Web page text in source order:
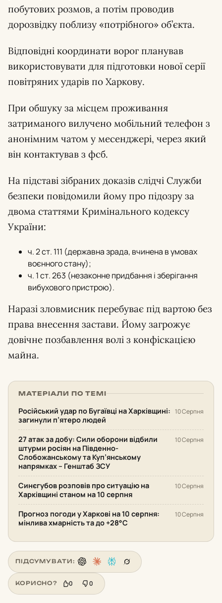
побутових розмов, а потім проводив
дорозвідку поблизу «потрібного» об’єкта.
Відповідні координати ворог планував
використовувати для підготовки нової серії
повітряних ударів по Харкову.
При обшуку за місцем проживання
затриманого вилучено мобільний телефон з
анонімним чатом у месенджері, через який
він контактував з фсб.
На підставі зібраних доказів слідчі Служби
безпеки повідомили йому про підозру за
двома статтями Кримінального кодексу
України:
ч. 2 ст. 111 (державна зрада, вчинена в умовах
воєнного стану);
ч. 1 ст. 263 (незаконне придбання і зберігання
вибухового пристрою).
Наразі зловмисник перебуває під вартою без
права внесення застави. Йому загрожує
довічне позбавлення волі з конфіскацією
майна.
МАТЕРІАЛИ ПО ТЕМІ
Російський удар по Бугаївці на Харківщині:
загинули п’ятеро людей
10 Серпня
27 атак за добу: Сили оборони відбили
штурми росіян на Південно-
Слобожанському та Куп’янському
напрямках – Генштаб ЗСУ
10 Серпня
Синєгубов розповів про ситуацію на
Харківщині станом на 10 серпня
10 Серпня
Прогноз погоди у Харкові на 10 серпня:
мінлива хмарність та до +28°С
10 Серпня
ПІДСУМУВАТИ:
КОРИСНО? 0 0